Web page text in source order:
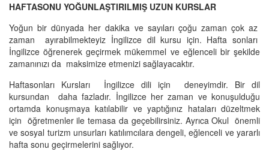
HAFTASONU YOĞUNLAŞTIRILMIŞ UZUN KURSLAR
Yoğun bir dünyada her dakika ve sayıları çoğu zaman çok az
zaman ayırabilmekteyiz İngilizce dil kursu için. Hafta sonları
İngilizce öğrenerek geçirmek mükemmel ve eğlenceli bir şekilde
zamanınızı da maksimize etmenizi sağlayacaktır.
Haftasonları Kursları İngilizce dili için deneyimdir. Bir dil
kursundan daha fazladır. İngilizce her zaman ve konuşulduğu
ortamda konuşmaya katılabilir ve yaptığınız hataları düzeltmek
için öğretmenler ile temasa da geçebilirsiniz. Ayrıca Okul önemli
ve sosyal turizm unsurları katılımcılara dengeli, eğlenceli ve yararlı
hafta sonu geçirmelerini sağlıyor.